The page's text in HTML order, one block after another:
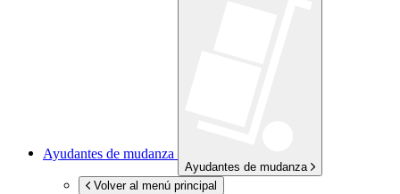
Ayudantes de mudanza
Ayudantes de mudanza
Volver al menú principal